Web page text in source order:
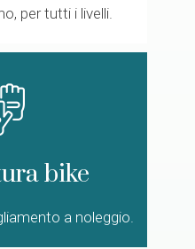
per tutti i livelli.
bike
a noleggio.